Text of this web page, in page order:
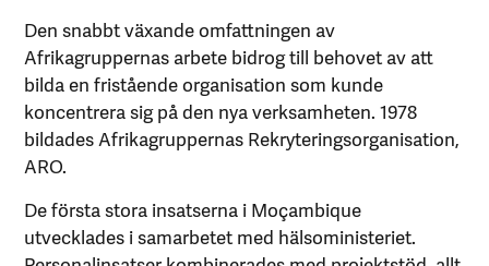
Den snabbt växande omfattningen av
Afrikagruppernas arbete bidrog till behovet av att
bilda en fristående organisation som kunde
koncentrera sig på den nya verksamheten. 1978
bildades Afrikagruppernas Rekryteringsorganisation,
ARO.
De första stora insatserna i Moçambique
utvecklades i samarbetet med hälsoministeriet.